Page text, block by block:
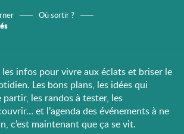
Où sortir ?
infos pour vivre aux éclats et briser le
Les bons plans, les idées qui
les randos à tester, les
et l’agenda des événements à ne
c’est maintenant que ça se vit.